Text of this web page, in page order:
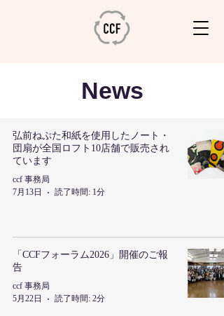
News
弘前ねぷた和紙を使用したノート・
団扇が全国ロフト10店舗で販売され
ています
ccf 事務局
7月13日
読了時間: 1分
「CCFフォーラム2026」開催のご報
告
ccf 事務局
5月22日
読了時間: 2分